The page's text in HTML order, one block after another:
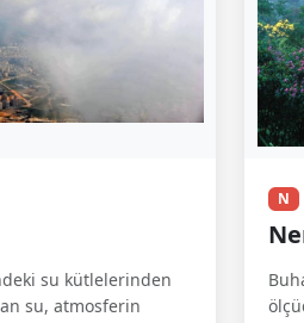
su kütlelerinden
su, atmosferin
N